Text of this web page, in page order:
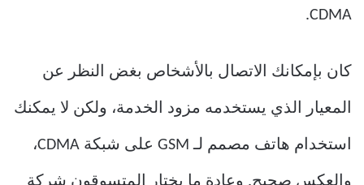
CDMA.
كان بإمكانك الاتصال بالأشخاص بغض النظر عن
المعيار الذي يستخدمه مزود الخدمة، ولكن لا يمكنك
استخدام هاتف مصمم لـ GSM على شبكة CDMA،